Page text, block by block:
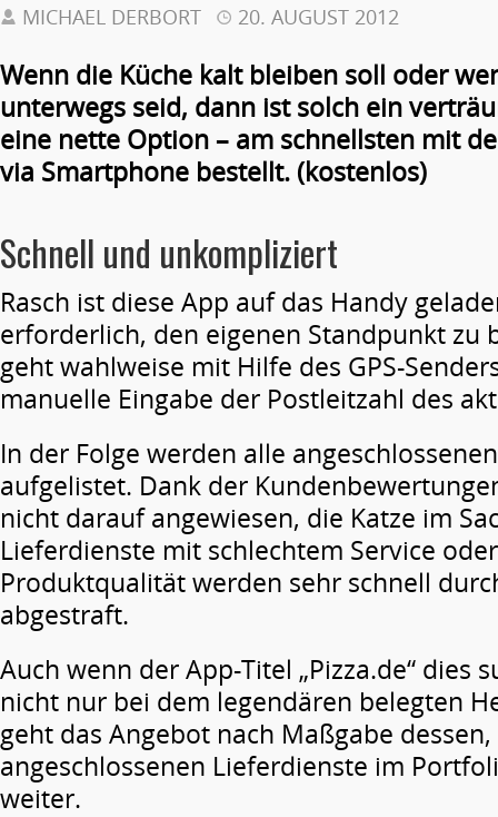
MICHAEL DERBORT 20. AUGUST 2012
Wenn die Küche kalt bleiben soll oder
unterwegs seid, dann ist solch ein
eine nette Option – am schnellsten mit
via Smartphone bestellt. (kostenlos)
Schnell und unkompliziert
Rasch ist diese App auf das Handy
erforderlich, den eigenen Standpunkt zu
geht wahlweise mit Hilfe des GPS-
manuelle Eingabe der Postleitzahl des
In der Folge werden alle
aufgelistet. Dank der
nicht darauf angewiesen, die Katze im
Lieferdienste mit schlechtem Service
Produktqualität werden sehr schnell
abgestraft.
Auch wenn der App-Titel „Pizza.de“ dies
nicht nur bei dem legendären belegten
geht das Angebot nach Maßgabe
angeschlossenen Lieferdienste im
weiter.